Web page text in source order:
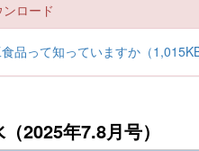
ウンロード
品って知っていますか（1,015KB
2025年7.8月号）